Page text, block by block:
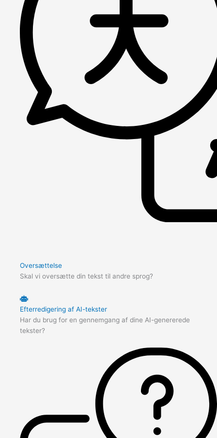
Oversættelse
Skal vi oversætte din tekst til andre sprog?
Efterredigering af AI-tekster
Har du brug for en gennemgang af dine AI-genererede
tekster?